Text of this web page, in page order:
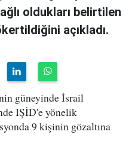
oldukları belirtilen
açıkladı.
güneyinde İsrail
IŞİD'e yönelik
9 kişinin gözaltına